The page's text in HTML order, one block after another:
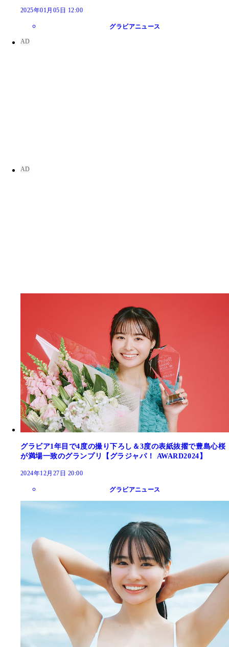
2025年01月05日 12:00
グラビアニュース
グラビア1年目で4度の撮り下ろし＆3度の表紙抜擢で豊島心桜
が満場一致のグランプリ【グラジャパ！ AWARD2024】
2024年12月27日 20:00
グラビアニュース